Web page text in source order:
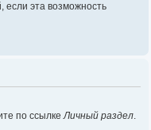
если эта возможность
по ссылкеЛичный раздел.